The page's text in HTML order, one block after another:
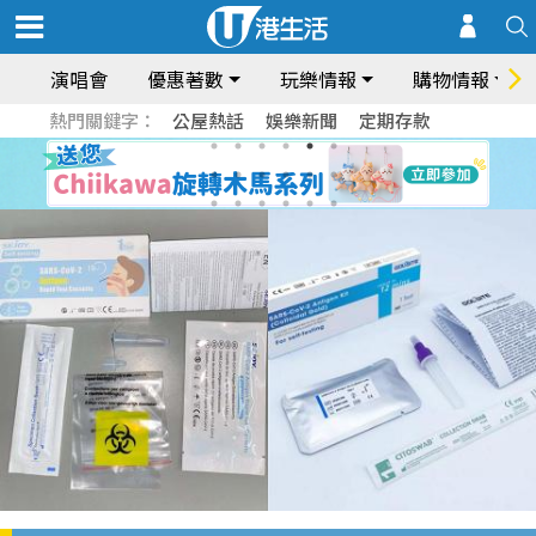
演唱會 優惠著數 玩樂情報 購物情報
熱門關鍵字： 公屋熱話 娛樂新聞 定期存款